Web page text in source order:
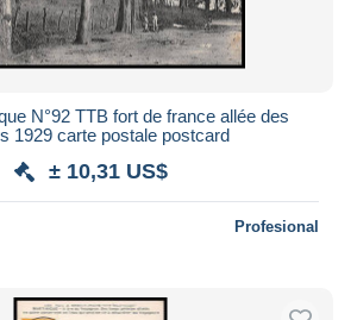
N°92 TTB fort de france allée des
1929 carte postale postcard
± 10,31 US$
Profesional